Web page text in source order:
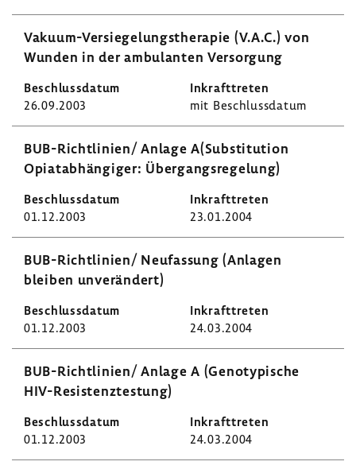
Vakuum-​Versiegelungstherapie (V.A.C.) von
Wunden in der ambu­lanten Versor­gung
26.09.2003 mit Beschluss­datum
BUB-​Richtlinien/ Anlage A(Substi­tu­tion
Opiat­ab­hän­giger: Über­gangs­re­ge­lung)
01.12.2003 23.01.2004
BUB-​Richtlinien/ Neufas­sung (Anlagen
bleiben unver­än­dert)
01.12.2003 24.03.2004
BUB-​Richtlinien/ Anlage A (Geno­ty­pi­sche
HIV-​Resistenztestung)
01.12.2003 24.03.2004